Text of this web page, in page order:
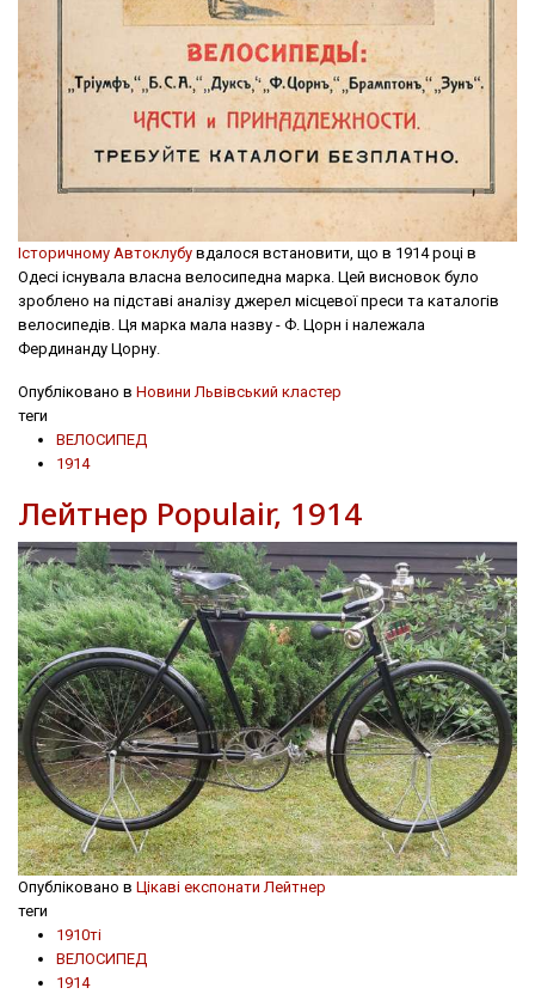
Історичному Автоклубу вдалося встановити, що в 1914 році в
Одесі існувала власна велосипедна марка. Цей висновок було
зроблено на підставі аналізу джерел місцевої преси та каталогів
велосипедів. Ця марка мала назву - Ф. Цорн і належала
Фердинанду Цорну.
Опубліковано в Новини Львівський кластер
теги
ВЕЛОСИПЕД
1914
Лейтнер Populair, 1914
Опубліковано в Цікаві експонати Лейтнер
теги
1910ті
ВЕЛОСИПЕД
1914